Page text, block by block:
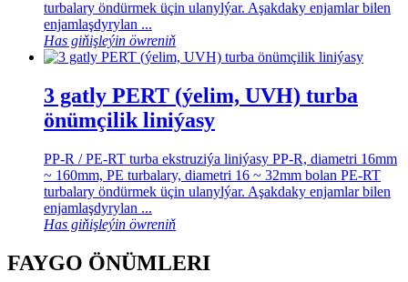
turbalary öndürmek üçin ulanylýar. Aşakdaky enjamlar bilen
enjamlaşdyrylan ...
Has giňişleýin öwreniň
3 gatly PERT (ýelim, UVH) turba
önümçilik liniýasy
PP-R / PE-RT turba ekstruziýa liniýasy PP-R, diametri 16mm
~ 160mm, PE turbalary, diametri 16 ~ 32mm bolan PE-RT
turbalary öndürmek üçin ulanylýar. Aşakdaky enjamlar bilen
enjamlaşdyrylan ...
Has giňişleýin öwreniň
FAYGO ÖNÜMLERI